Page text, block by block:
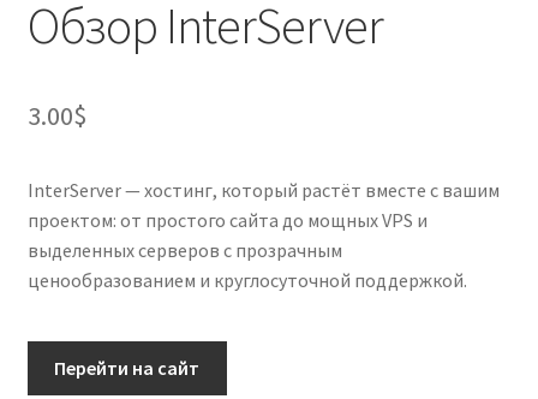
Обзор InterServer
3.00$
InterServer — хостинг, который растёт вместе с вашим
проектом: от простого сайта до мощных VPS и
выделенных серверов с прозрачным
ценообразованием и круглосуточной поддержкой.
Перейти на сайт